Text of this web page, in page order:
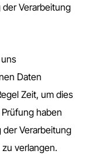
Verarbeitung
Daten
Zeit, um dies
haben
der Verarbeitung
verlangen.